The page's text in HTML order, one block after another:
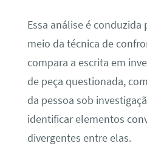
Essa análise é
meio da técnica de
compara a escrita em
de peça questionada,
da pessoa sob
identificar elementos
divergentes entre elas.